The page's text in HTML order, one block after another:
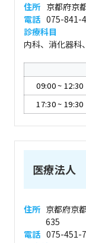
住所 京都府京
電話 075-841-
診療科目
内科、消化器科
09:00~ 12:30
17:30~ 19:30
医療法人
住所 京都府京
635
電話 075-451-